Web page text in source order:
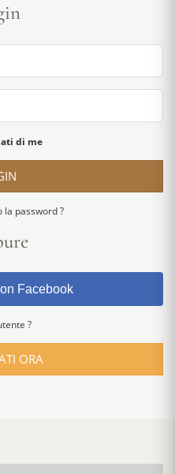
di me
la password ?
Facebook
?
ORA